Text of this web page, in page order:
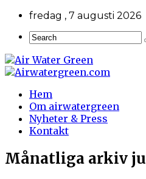
fredag , 7 augusti 2026
Hem
Om airwatergreen
Nyheter & Press
Kontakt
Månatliga arkiv